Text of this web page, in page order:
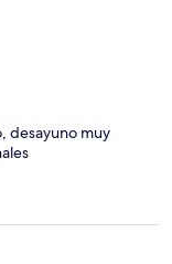
desayuno muy